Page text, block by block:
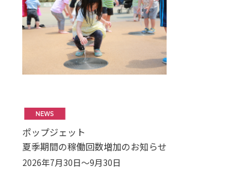
NEWS
ポップジェット
夏季期間の稼働回数増加のお知らせ
2026年7月30日～9月30日